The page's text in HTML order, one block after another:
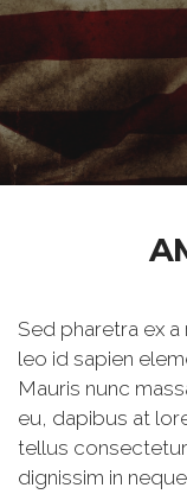
Sed pharetra ex
leo id sapien
Mauris nunc
eu, dapibus at
tellus
dignissim in